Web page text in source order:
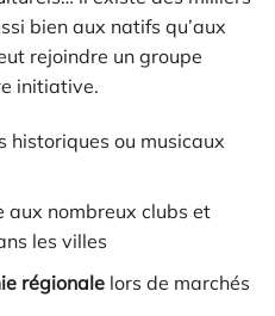
bien aux natifs qu’aux
rejoindre un groupe
initiative.
historiques ou musicaux
aux nombreux clubs et
les villes
régionalelors de marchés